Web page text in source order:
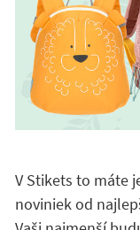
V Stikets to máte
noviniek od